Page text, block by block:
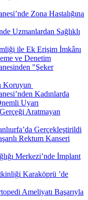
Zona Hastalığına
Uzmanlardan Sağlıklı
ile Ek Erişim İmkânı
ve Denetim
"Şeker
Kadınlarda
Uyarı
Aratmayan
Gerçekleştirildi
Rektum Kanseri
Merkezi’nde İmplant
Karaköprü ’de
Ameliyatı Başarıyla